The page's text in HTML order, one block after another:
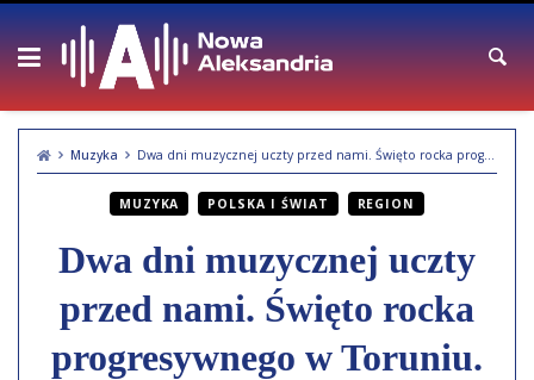
Skip
content
Muzyka Dwa dni muzycznej uczty przed nami. Święto rocka progresywnego w Toruniu.
MUZYKA POLSKA I ŚWIAT REGION
Dwa dni muzycznej uczty
przed nami. Święto rocka
progresywnego w Toruniu.